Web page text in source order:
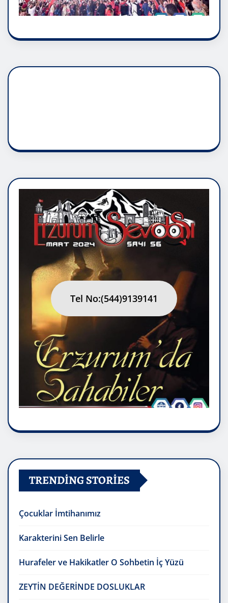
Tel No:(544)9139141
TRENDING STORIES
Çocuklar İmtihanımız
Karakterini Sen Belirle
Hurafeler ve Hakikatler O Sohbetin İç Yüzü
ZEYTİN DEĞERİNDE DOSLUKLAR